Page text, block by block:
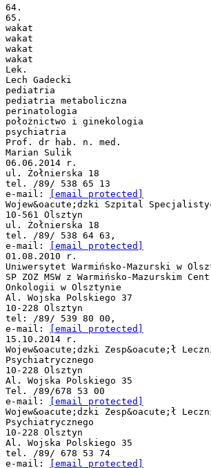
64.
65.
wakat
wakat
wakat
wakat
Lek.
Lech Gadecki
pediatria
pediatria metaboliczna
perinatologia
położnictwo i ginekologia
psychiatria
Prof. dr hab. n. med.
Marian Sulik
06.06.2014 r.
ul. Żołnierska 18
tel. /89/ 538 65 13
e-mail:
[email protected]
Wojew&oacute;dzki Szpital
10-561 Olsztyn
ul. Żołnierska 18
tel. /89/ 538 64 63,
e-mail:
[email protected]
01.08.2010 r.
Uniwersytet Warmińsko-Mazurski w
SP ZOZ MSW z Warmińsko-Mazurskim
Onkologii w Olsztynie
Al. Wojska Polskiego 37
10-228 Olsztyn
tel: /89/ 539 80 00,
e-mail:
[email protected]
15.10.2014 r.
Wojew&oacute;dzki Zesp&oacute;ł
Psychiatrycznego
10-228 Olsztyn
Al. Wojska Polskiego 35
Tel. /89/678 53 00
e-mail:
[email protected]
Wojew&oacute;dzki Zesp&oacute;ł
Psychiatrycznego
10-228 Olsztyn
Al. Wojska Polskiego 35
tel. /89/ 678 53 74
e-mail:
[email protected]